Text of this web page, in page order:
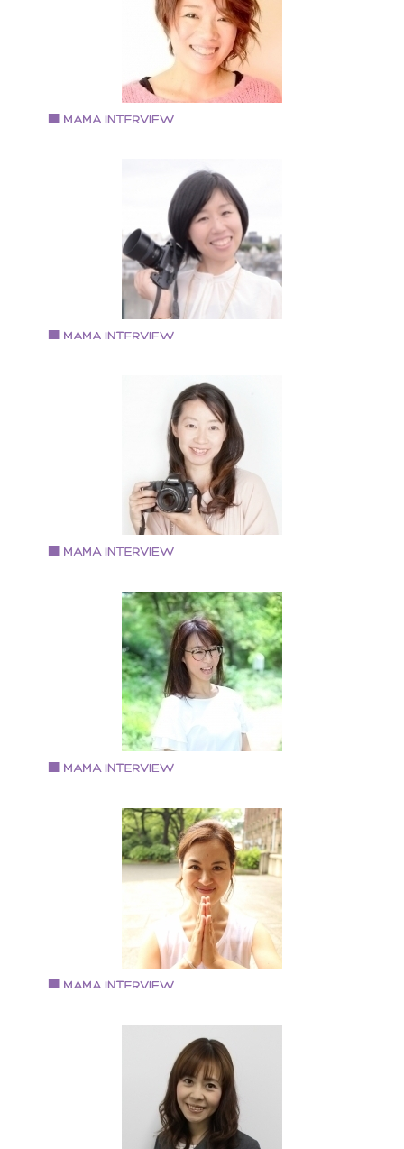
ご神託アーティスト・ボイスヒーラー
1979年生まれ 愛知県出身 大阪府在住 2003年名古
屋・岐阜を中心に音楽活動を開始。 2011年～13年
スヒーリングアカデミーを東京にて開校。
サンクチュアリ出版にてトークイベン
を開催。 2013年 出産のため活動を休止 2018年 ボ
スセラピストとして活動を再開 現在はカラオケパーテ
ーを毎月開催中。 https://noahvoice.love
親子専門フォトグラファー
1971年生まれ 大阪市住吉区在住 2000年生まれと2004
中村篤子さん
camera salon acola 代表
大学卒業後、カメラを趣味で始める。 証券会社退職後
独学でカメラマンに転身、起業。 自宅に作った簡易ス
ジオがママのクチコミで話題になる 現在は、子供撮影
中心に、女性起業家、政治家、演劇舞台など人物を中
に撮影。 メディア掲載・撮影実績 〇毎日新聞 「
供年賀状撮り方講座」 〇ＴＶニュース 「森で子供撮
イベント」 〇西宮阪急 「ベビーマタニティ撮影
百貨店 「関西キッズコレクション」撮影会
岡本 静花さん
認定プレシャス・マミートレーナー
第1子の子育てに悩んでいた時に㈱プレシャス・マミー
「子育てコーチング」に出会う。 ７年の専業主婦を経
て、介護福祉業界に従事しながら、子育てを学ぶ。 そ
後、「子育てコーチング」を知ってもらいたいという
いから講師を目指す。 現在、コーチ業と並行して介護
として多くの高齢者の方々と接している。 「０～１０
歳まで自分らしく！」をテーマに日々を過ごしている
グ添削・メルマガ・コラムの執筆・サークルを立ち上
げ、YouTube動画作製、イベントの企画運営を手がけ
る。 個人では月１の各種講座開催、個人セッションを
う。 大阪府大阪市出身 大阪在住 現在３児の母。
妊活Yoga Navigator HARUMIとして活動
・これまでに10000回以上のYOGA指導（ヨガ指導歴11
年、マタニティ・産後ママヨガ指導歴10年） ・子宝整
師(８３パーセントの妊娠率) ・大阪市北区子育て支援
ッスン講師 ・子宝成就の中山寺にて講師を務める（神